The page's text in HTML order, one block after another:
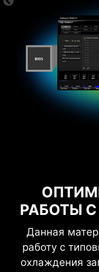
РАБОТЫ
Данная
работу с
охлаждения
ЗАЩИТА
ТОКУ
На
защита от
ключевых